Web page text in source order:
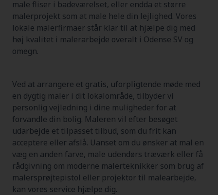
male fliser i badeværelset, eller endda et større
malerprojekt som at male hele din lejlighed. Vores
lokale malerfirmaer står klar til at hjælpe dig med
høj kvalitet i malerarbejde overalt i Odense SV og
omegn.
Ved at arrangere et gratis, uforpligtende møde med
en dygtig maler i dit lokalområde, tilbyder vi
personlig vejledning i dine muligheder for at
forvandle din bolig. Maleren vil efter besøget
udarbejde et tilpasset tilbud, som du frit kan
acceptere eller afslå. Uanset om du ønsker at mal en
væg en anden farve, male udendørs træværk eller få
rådgivning om moderne malerteknikker som brug af
malersprøjtepistol eller projektor til malearbejde,
kan vores service hjælpe dig.